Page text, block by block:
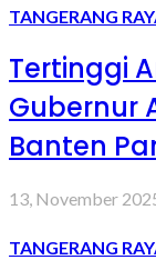
TANGERANG
Tertinggi
Gubernur
Banten
13, November
TANGERANG